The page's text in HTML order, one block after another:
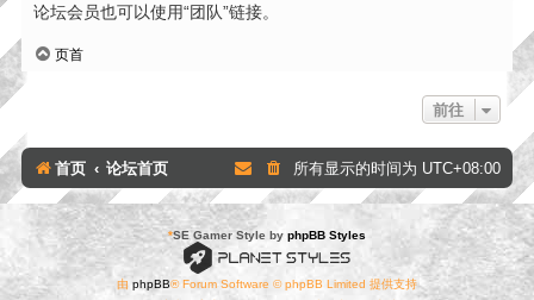
论坛会员也可以使用“团队”链接。
页首
前往
首页 论坛首页 所有显示的时间为 UTC+08:00
*SE Gamer Style by phpBB Styles
由 phpBB® Forum Software © phpBB Limited 提供支持